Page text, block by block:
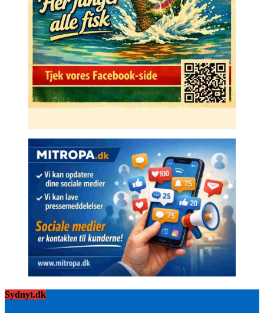
Sydnyt.dk